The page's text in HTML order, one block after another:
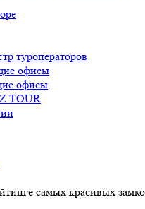
туроператоров
офисы
офисы
TOUR
самых красивых